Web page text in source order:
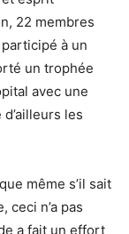
22 membres
à un
un trophée
avec une
les
même s’il sait
n’a pas
a fait un effort